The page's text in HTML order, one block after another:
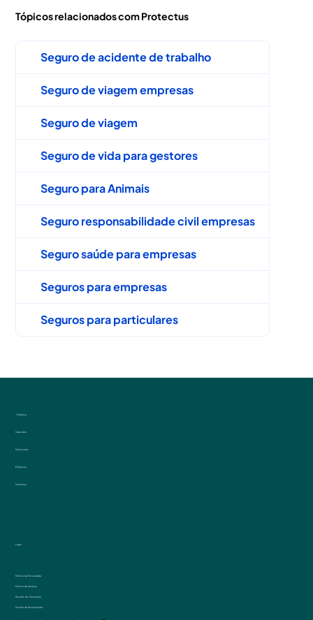
Tópicos relacionados com Protectus
Seguro de acidente de trabalho
Seguro de viagem empresas
Seguro de viagem
Seguro de vida para gestores
Seguro para Animais
Seguro responsabilidade civil empresas
Seguro saúde para empresas
Seguros para empresas
Seguros para particulares
Empresa
Sobre Nós
Particulares
Empresas
Contactos
Legal
Politica de Privacidade
Politica de Cookies
Deveres de informação
Gestão de Reclamações